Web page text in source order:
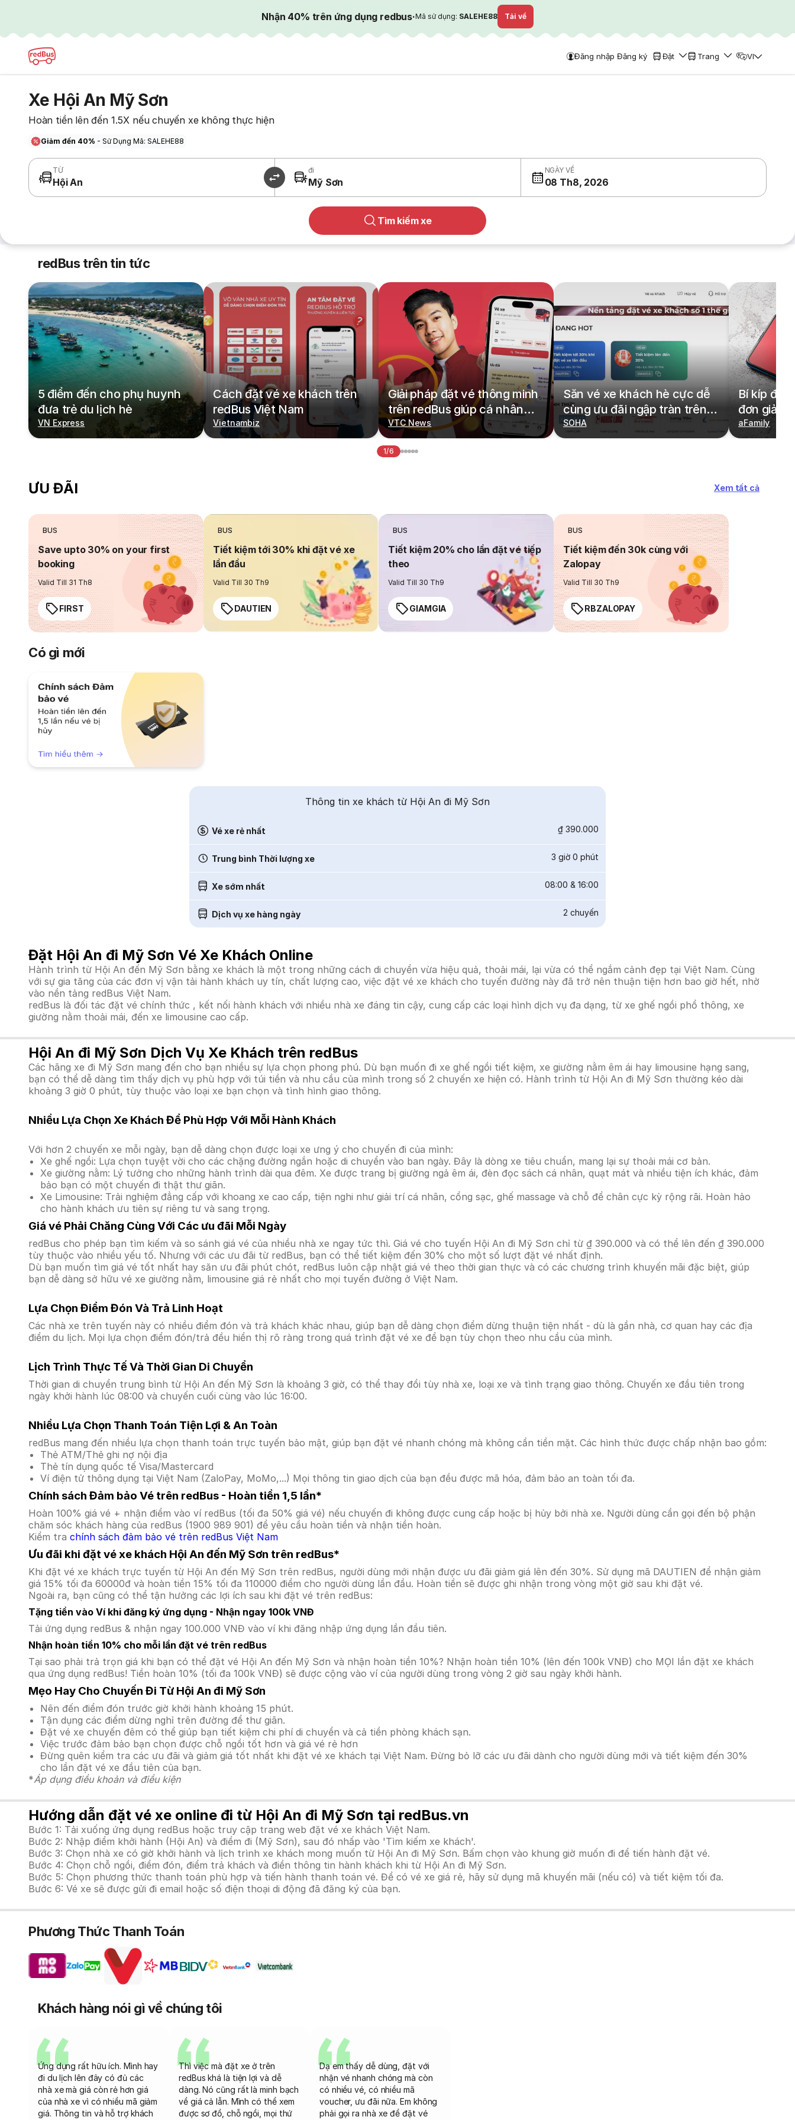
Nhận 40% trên ứng dụng redbus·Mã sử dụng: SALEHE88 Tải về
Đăng nhập Đăng ký Đặt Trang VI
Xe Hội An Mỹ Sơn
Hoàn tiền lên đến 1.5X nếu chuyến xe không thực hiện
Giảm đến 40% - Sử Dụng Mã: SALEHE88
TỪ
Hội An
đi
Mỹ Sơn
NGÀY VỀ
08 Th8, 2026
Tìm kiếm xe
redBus trên tin tức
5 điểm đến cho phụ huynh
đưa trẻ du lịch hè
VN Express
Cách đặt vé xe khách trên
redBus Việt Nam
Vietnambiz
Giải pháp đặt vé thông minh
trên redBus giúp cá nhân
hoá hành trình di chuyển
VTC News
Săn vé xe khách hè cực dễ
cùng ưu đãi ngập tràn trên
redBus
SOHA
Bí kíp đặt
đơn giản,
cả gia
aFamily
1/6
ƯU ĐÃI Xem tất cả
BUS
Save upto 30% on your first
booking
Valid Till 31 Th8
FIRST
BUS
Tiết kiệm tới 30% khi đặt vé xe
lần đầu
Valid Till 30 Th9
DAUTIEN
BUS
Tiết kiệm 20% cho lần đặt vé tiếp
theo
Valid Till 30 Th9
GIAMGIA
BUS
Tiết kiệm đến 30k cùng với
Zalopay
Valid Till 30 Th9
RBZALOPAY
Có gì mới
Thông tin xe khách từ Hội An đi Mỹ Sơn
Vé xe rẻ nhất ₫ 390.000
Trung bình Thời lượng xe 3 giờ 0 phút
Xe sớm nhất 08:00 & 16:00
Dịch vụ xe hàng ngày 2 chuyến
Đặt Hội An đi Mỹ Sơn Vé Xe Khách Online
Hành trình từ Hội An đến Mỹ Sơn bằng xe khách là một trong những cách di chuyển vừa hiệu quả, thoải mái, lại vừa có thể ngắm cảnh đẹp tại Việt Nam. Cùng
với sự gia tăng của các đơn vị vận tải hành khách uy tín, chất lượng cao, việc đặt vé xe khách cho tuyến đường này đã trở nên thuận tiện hơn bao giờ hết, nhờ
vào nền tảng redBus Việt Nam.
redBus là đối tác đặt vé chính thức , kết nối hành khách với nhiều nhà xe đáng tin cậy, cung cấp các loại hình dịch vụ đa dạng, từ xe ghế ngồi phổ thông, xe
giường nằm thoải mái, đến xe limousine cao cấp.
Hội An đi Mỹ Sơn Dịch Vụ Xe Khách trên redBus
Các hãng xe đi Mỹ Sơn mang đến cho bạn nhiều sự lựa chọn phong phú. Dù bạn muốn đi xe ghế ngồi tiết kiệm, xe giường nằm êm ái hay limousine hạng sang,
bạn có thể dễ dàng tìm thấy dịch vụ phù hợp với túi tiền và nhu cầu của mình trong số 2 chuyến xe hiện có. Hành trình từ Hội An đi Mỹ Sơn thường kéo dài
khoảng 3 giờ 0 phút, tùy thuộc vào loại xe bạn chọn và tình hình giao thông.
Nhiều Lựa Chọn Xe Khách Để Phù Hợp Với Mỗi Hành Khách
Với hơn 2 chuyến xe mỗi ngày, bạn dễ dàng chọn được loại xe ưng ý cho chuyến đi của mình:
Xe ghế ngồi: Lựa chọn tuyệt vời cho các chặng đường ngắn hoặc di chuyển vào ban ngày. Đây là dòng xe tiêu chuẩn, mang lại sự thoải mái cơ bản.
Xe giường nằm: Lý tưởng cho những hành trình dài qua đêm. Xe được trang bị giường ngả êm ái, đèn đọc sách cá nhân, quạt mát và nhiều tiện ích khác, đảm
bảo bạn có một chuyến đi thật thư giãn.
Xe Limousine: Trải nghiệm đẳng cấp với khoang xe cao cấp, tiện nghi như giải trí cá nhân, cổng sạc, ghế massage và chỗ để chân cực kỳ rộng rãi. Hoàn hảo
cho hành khách ưu tiên sự riêng tư và sang trọng.
Giá vé Phải Chăng Cùng Với Các ưu đãi Mỗi Ngày
redBus cho phép bạn tìm kiếm và so sánh giá vé của nhiều nhà xe ngay tức thì. Giá vé cho tuyến Hội An đi Mỹ Sơn chỉ từ ₫ 390.000 và có thể lên đến ₫ 390.000
tùy thuộc vào nhiều yếu tố. Nhưng với các ưu đãi từ redBus, bạn có thể tiết kiệm đến 30% cho một số lượt đặt vé nhất định.
Dù bạn muốn tìm giá vé tốt nhất hay săn ưu đãi phút chót, redBus luôn cập nhật giá vé theo thời gian thực và có các chương trình khuyến mãi đặc biệt, giúp
bạn dễ dàng sở hữu vé xe giường nằm, limousine giá rẻ nhất cho mọi tuyến đường ở Việt Nam.
Lựa Chọn Điểm Đón Và Trả Linh Hoạt
Các nhà xe trên tuyến này có nhiều điểm đón và trả khách khác nhau, giúp bạn dễ dàng chọn điểm dừng thuận tiện nhất - dù là gần nhà, cơ quan hay các địa
điểm du lịch. Mọi lựa chọn điểm đón/trả đều hiển thị rõ ràng trong quá trình đặt vé xe để bạn tùy chọn theo nhu cầu của mình.
Lịch Trình Thực Tế Và Thời Gian Di Chuyển
Thời gian di chuyển trung bình từ Hội An đến Mỹ Sơn là khoảng 3 giờ, có thể thay đổi tùy nhà xe, loại xe và tình trạng giao thông. Chuyến xe đầu tiên trong
ngày khởi hành lúc 08:00 và chuyến cuối cùng vào lúc 16:00.
Nhiều Lựa Chọn Thanh Toán Tiện Lợi & An Toàn
redBus mang đến nhiều lựa chọn thanh toán trực tuyến bảo mật, giúp bạn đặt vé nhanh chóng mà không cần tiền mặt. Các hình thức được chấp nhận bao gồm:
Thẻ ATM/Thẻ ghi nợ nội địa
Thẻ tín dụng quốc tế Visa/Mastercard
Ví điện tử thông dụng tại Việt Nam (ZaloPay, MoMo,...) Mọi thông tin giao dịch của bạn đều được mã hóa, đảm bảo an toàn tối đa.
Chính sách Đảm bảo Vé trên redBus - Hoàn tiền 1,5 lần*
Hoàn 100% giá vé + nhận điểm vào ví redBus (tối đa 50% giá vé) nếu chuyến đi không được cung cấp hoặc bị hủy bởi nhà xe. Người dùng cần gọi đến bộ phận
chăm sóc khách hàng của redBus (1900 989 901) để yêu cầu hoàn tiền và nhận tiền hoàn.
Kiểm tra chính sách đảm bảo vé trên redBus Việt Nam
Ưu đãi khi đặt vé xe khách Hội An đến Mỹ Sơn trên redBus*
Khi đặt vé xe khách trực tuyến từ Hội An đến Mỹ Sơn trên redBus, người dùng mới nhận được ưu đãi giảm giá lên đến 30%. Sử dụng mã DAUTIEN để nhận giảm
giá 15% tối đa 60000đ và hoàn tiền 15% tối đa 110000 điểm cho người dùng lần đầu. Hoàn tiền sẽ được ghi nhận trong vòng một giờ sau khi đặt vé.
Ngoài ra, bạn cũng có thể tận hưởng các lợi ích sau khi đặt vé trên redBus:
Tặng tiền vào Ví khi đăng ký ứng dụng - Nhận ngay 100k VNĐ
Tải ứng dụng redBus & nhận ngay 100.000 VNĐ vào ví khi đăng nhập ứng dụng lần đầu tiên.
Nhận hoàn tiền 10% cho mỗi lần đặt vé trên redBus
Tại sao phải trả trọn giá khi bạn có thể đặt vé Hội An đến Mỹ Sơn và nhận hoàn tiền 10%? Nhận hoàn tiền 10% (lên đến 100k VNĐ) cho MỌI lần đặt xe khách
qua ứng dụng redBus! Tiền hoàn 10% (tối đa 100k VNĐ) sẽ được cộng vào ví của người dùng trong vòng 2 giờ sau ngày khởi hành.
Mẹo Hay Cho Chuyến Đi Từ Hội An đi Mỹ Sơn
Nên đến điểm đón trước giờ khởi hành khoảng 15 phút.
Tận dụng các điểm dừng nghỉ trên đường để thư giãn.
Đặt vé xe chuyến đêm có thể giúp bạn tiết kiệm chi phí di chuyển và cả tiền phòng khách sạn.
Việc trước đảm bảo bạn chọn được chỗ ngồi tốt hơn và giá vé rẻ hơn
Đừng quên kiểm tra các ưu đãi và giảm giá tốt nhất khi đặt vé xe khách tại Việt Nam. Đừng bỏ lỡ các ưu đãi dành cho người dùng mới và tiết kiệm đến 30%
cho lần đặt vé xe đầu tiên của bạn.
*Áp dụng điều khoản và điều kiện
Hướng dẫn đặt vé xe online đi từ Hội An đi Mỹ Sơn tại redBus.vn
Bước 1: Tải xuống ứng dụng redBus hoặc truy cập trang web đặt vé xe khách Việt Nam.
Bước 2: Nhập điểm khởi hành (Hội An) và điểm đi (Mỹ Sơn), sau đó nhấp vào 'Tìm kiếm xe khách'.
Bước 3: Chọn nhà xe có giờ khởi hành và lịch trình xe khách mong muốn từ Hội An đi Mỹ Sơn. Bấm chọn vào khung giờ muốn đi để tiến hành đặt vé.
Bước 4: Chọn chỗ ngồi, điểm đón, điểm trả khách và điền thông tin hành khách khi từ Hội An đi Mỹ Sơn.
Bước 5: Chọn phương thức thanh toán phù hợp và tiến hành thanh toán vé. Để có vé xe giá rẻ, hãy sử dụng mã khuyến mãi (nếu có) và tiết kiệm tối đa.
Bước 6: Vé xe sẽ được gửi đi email hoặc số điện thoại di động đã đăng ký của bạn.
Phương Thức Thanh Toán
Khách hàng nói gì về chúng tôi
Ứng dụng rất hữu ích. Mình hay
đi du lịch lên đây có đủ các
nhà xe mà giá còn rẻ hơn giá
của nhà xe vì có nhiều mã giảm
giá. Thông tin và hỗ trợ khách
Thì việc mà đặt xe ở trên
redBus khá là tiện lợi và dễ
dàng. Nó cũng rất là minh bạch
về giá cả lẫn. Mình có thể xem
được sơ đồ, chỗ ngồi, mọi thứ
Dạ em thấy dễ dùng, đặt với
nhận vé nhanh chóng mà còn
có nhiều vé, có nhiều mã
voucher, ưu đãi nữa. Em không
phải gọi ra nhà xe để đặt vé